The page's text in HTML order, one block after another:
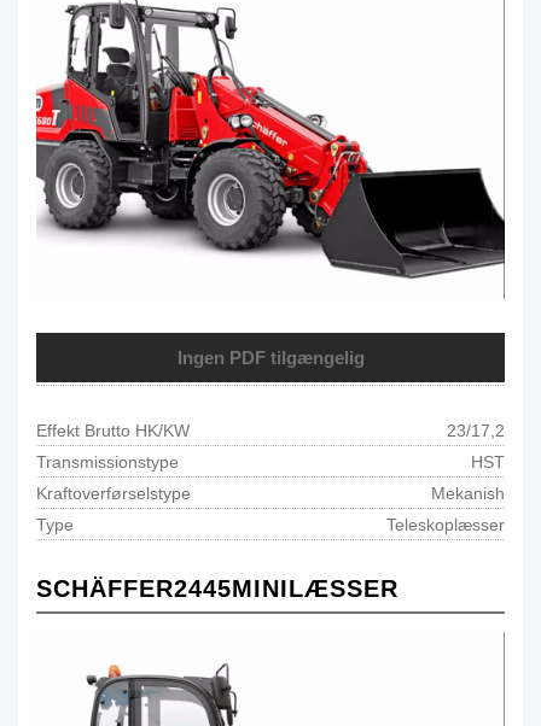
Ingen PDF tilgængelig
Effekt Brutto HK/KW
23/17,2
Transmissionstype
HST
Kraftoverførselstype
Mekanish
Type
Teleskoplæsser
SCHÄFFER2445MINILÆSSER